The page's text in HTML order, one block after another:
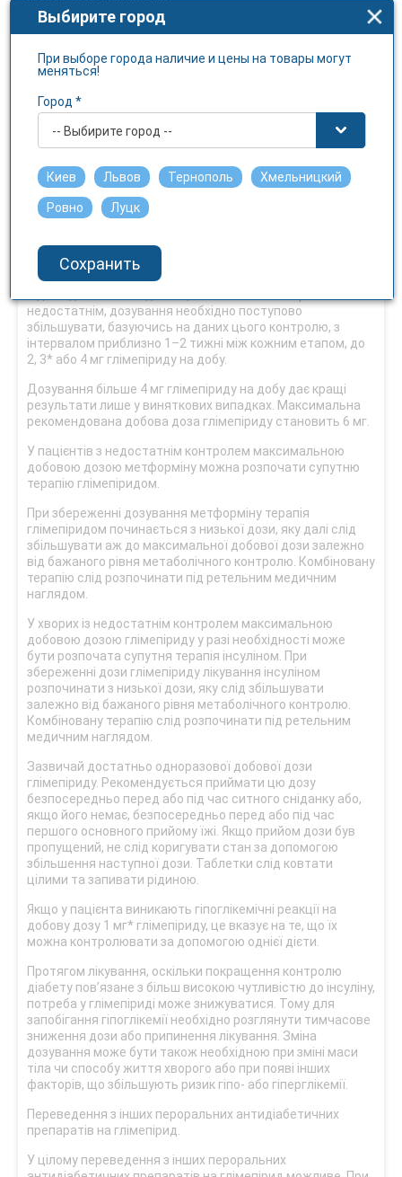
Спосіб застосування та дози
Запорука успішного лікування діабету – це правильна
дієта, регулярна фізична активність, а також періодична
антидіабетичні препарати або інсулін не можуть
компенсувати недотримання пацієнтом рекомендованої
Дозування визначає лікар за результатами досліджень
рівня цукру в крові та сечі.
Початкова доза глімепіриду становить 1 мг* на добу. При
застосовувати для підтримуючої терапії.
Для різних режимів дозування існують таблетки з
недостатнім, дозування необхідно поступово
збільшувати, базуючись на даних цього контролю, з
інтервалом приблизно 1–2 тижні між кожним етапом, до
2, 3* або 4 мг глімепіриду на добу.
Дозування більше 4 мг глімепіриду на добу дає кращі
результати лише у виняткових випадках. Максимальна
рекомендована добова доза глімепіриду становить 6 мг.
У пацієнтів з недостатнім контролем максимальною
добовою дозою метформіну можна розпочати супутню
терапію глімепіридом.
При збереженні дозування метформіну терапія
глімепіридом починається з низької дози, яку далі слід
збільшувати аж до максимальної добової дози залежно
від бажаного рівня метаболічного контролю. Комбіновану
терапію слід розпочинати під ретельним медичним
наглядом.
У хворих із недостатнім контролем максимальною
добовою дозою глімепіриду у разі необхідності може
бути розпочата супутня терапія інсуліном. При
збереженні дози глімепіриду лікування інсуліном
розпочинати з низької дози, яку слід збільшувати
залежно від бажаного рівня метаболічного контролю.
Комбіновану терапію слід розпочинати під ретельним
медичним наглядом.
Зазвичай достатньо одноразової добової дози
глімепіриду. Рекомендується приймати цю дозу
безпосередньо перед або під час ситного сніданку або,
якщо його немає, безпосередньо перед або під час
першого основного прийому їжі. Якщо прийом дози був
пропущений, не слід коригувати стан за допомогою
збільшення наступної дози. Таблетки слід ковтати
цілими та запивати рідиною.
Якщо у пацієнта виникають гіпоглікемічні реакції на
добову дозу 1 мг* глімепіриду, це вказує на те, що їх
можна контролювати за допомогою однієї дієти.
Протягом лікування, оскільки покращення контролю
діабету пов’язане з більш високою чутливістю до інсуліну,
потреба у глімепіриді може знижуватися. Тому для
запобігання гіпоглікемії необхідно розглянути тимчасове
зниження дози або припинення лікування. Зміна
дозування може бути також необхідною при зміні маси
тіла чи способу життя хворого або при появі інших
факторів, що збільшують ризик гіпо- або гіперглікемії.
Переведення з інших пероральних антидіабетичних
препаратів на глімепірид.
У цілому переведення з інших пероральних
Выбирите город
При выборе города наличие и цены на товары могут
меняться!
Город *
-- Выбирите город --
Киев Львов Тернополь Хмельницкий
Ровно Луцк
Сохранить